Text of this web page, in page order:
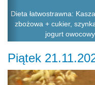
Dieta łatwostrawna:
zbożowa + cukier,
jogurt
Piątek
Previous